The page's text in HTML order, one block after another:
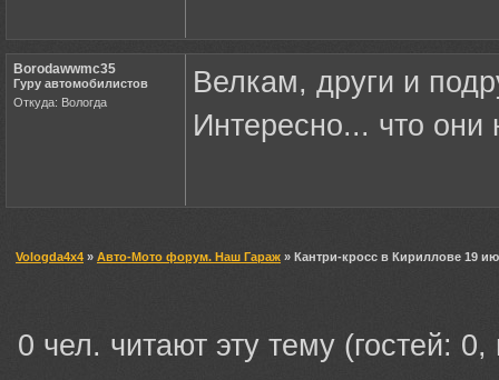
Borodawwmc35
Гуру автомобилистов
Откуда: Вологда
Велкам, други и
Интересно... что они
Vologda4x4 » Авто-Мото форум. Наш Гараж » Кантри-кросс в Кириллове 19
0 чел. читают эту тему (гостей: